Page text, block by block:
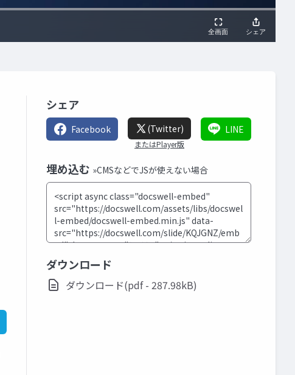
シェア
Facebook (Twitter)
またはPlayer版
LINE
埋め込む »CMSなどでJSが使えない場合
ダウンロード
ダウンロード(pdf - 287.98kB)